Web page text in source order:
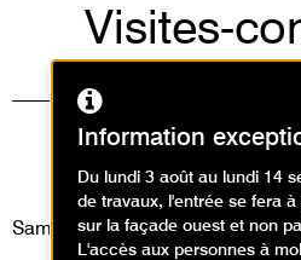
Visites-
dans
Otobong
Visites / Visite
Samedi 27 décembre 2025
Information
Du lundi 3 août au lundi 14
de travaux, l'entrée se fera
sur la façade ouest et non
L'accès aux personnes à